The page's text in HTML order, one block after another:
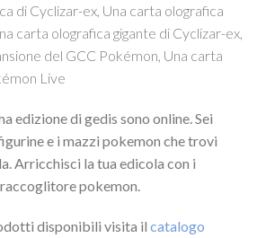
di Cyclizar-ex, Una carta olografica
carta olografica gigante di Cyclizar-ex,
del GCC Pokémon, Una carta
Live
edizione di gedis sono online. Sei
e i mazzi pokemon che trovi
Arricchisci la tua edicola con i
pokemon.
disponibili visita il catalogo